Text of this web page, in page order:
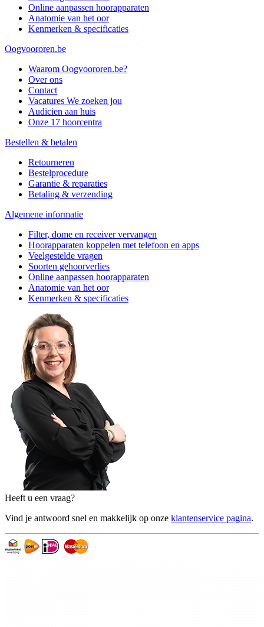
Online aanpassen hoorapparaten
Anatomie van het oor
Kenmerken & specificaties
Oogvoororen.be
Waarom Oogvoororen.be?
Over ons
Contact
Vacatures We zoeken jou
Audicien aan huis
Onze 17 hoorcentra
Bestellen & betalen
Retourneren
Bestelprocedure
Garantie & reparaties
Betaling & verzending
Algemene informatie
Filter, dome en receiver vervangen
Hoorapparaten koppelen met telefoon en apps
Veelgestelde vragen
Soorten gehoorverlies
Online aanpassen hoorapparaten
Anatomie van het oor
Kenmerken & specificaties
Heeft u een vraag?
Vind je antwoord snel en makkelijk op onze klantenservice pagina.